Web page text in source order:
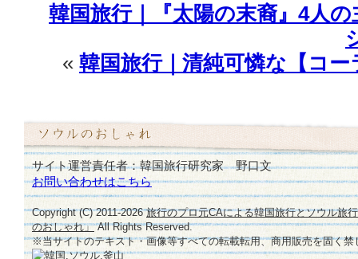
韓国旅行｜『太陽の末裔』4人
« 韓国旅行｜清純可憐な【コ
サイト運営責任者：韓国旅行研究家 野口文
お問い合わせはこちら
Copyright (C) 2011-2026旅行のプロ元CAによる韓国旅行とソウル旅
のおしゃれ」All Rights Reserved.
※当サイトのテキスト・画像等すべての転載転用、商用販売を固く禁